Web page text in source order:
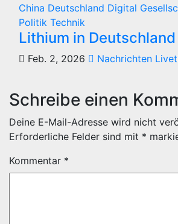
China Deutschland Digital
Politik Technik
Lithium in Deutschland
Feb. 2, 2026 Nachrichten
Schreibe einen
Deine E-Mail-Adresse wird nicht
Erforderliche Felder sind mit *
Kommentar *